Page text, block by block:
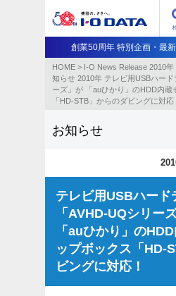
創業50周年 特別企画・最
HOME > I-O News Release 2010年
知らせ 2010年 テレビ用USBハード
ーズ」が 「auひかり」のHDD内蔵
「HD-STB」からのダビングに対応
お知らせ
テレビ用USBハード
「AVHD-UQシリー
「auひかり」の
ップボックス「HD-
ビングに対応！